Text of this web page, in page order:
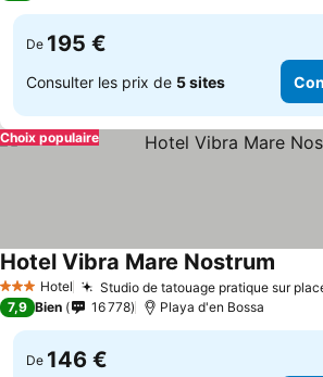
De 195 €
Consulter les prix de 5 sites
Choix populaire
3 ÉtoilesHotel Studio de tatouage pratique sur
Hotel Vibra Mare Nostrum
7,9 Bien 16 778 Playa d'en Bossa
De 146 €